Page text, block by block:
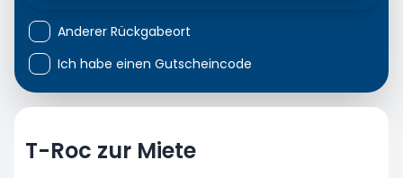
Anderer Rückgabeort
Ich habe einen Gutscheincode
T-Roc zur Miete